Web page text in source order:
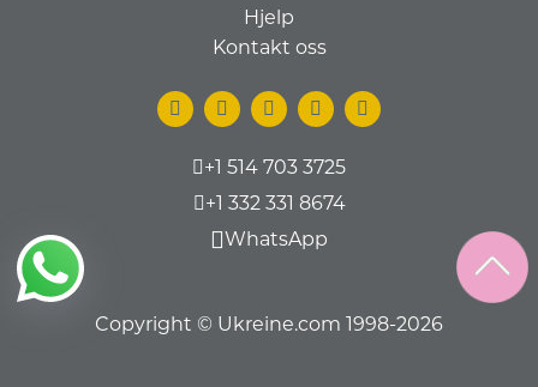
Hjelp
Kontakt oss
+1 514 703 3725
+1 332 331 8674
WhatsApp
Copyright © Ukreine.com 1998-2026